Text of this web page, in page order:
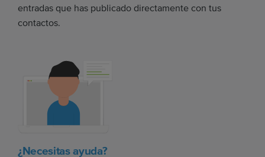
entradas que has publicado directamente con tus
contactos.
¿Necesitas ayuda?